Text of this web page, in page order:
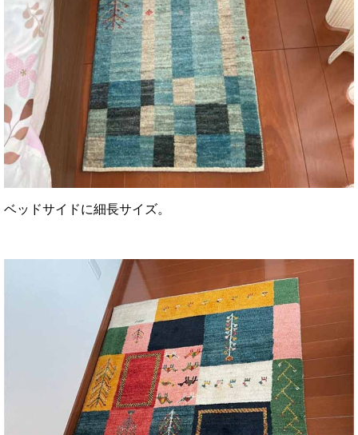
ベッドサイドに細長サイズ。